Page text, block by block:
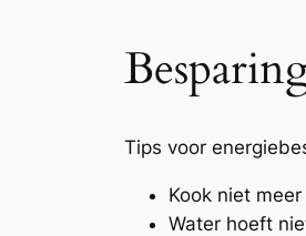
Tips voor
Kook niet
Water hoeft